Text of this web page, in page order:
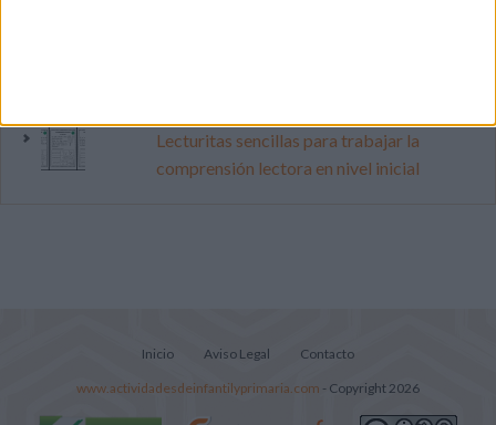
Lecturitas sencillas para trabajar la
comprensión lectora en nivel inicial
Inicio Aviso Legal Contacto
www.actividadesdeinfantilyprimaria.com - Copyright 2026